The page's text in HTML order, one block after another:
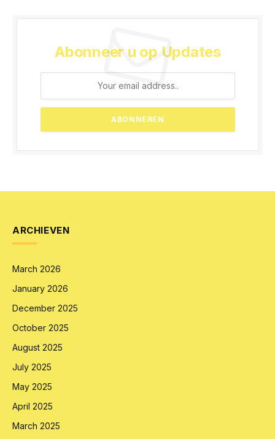
Abonneer u op Updates
ARCHIEVEN
March 2026
January 2026
December 2025
October 2025
August 2025
July 2025
May 2025
April 2025
March 2025